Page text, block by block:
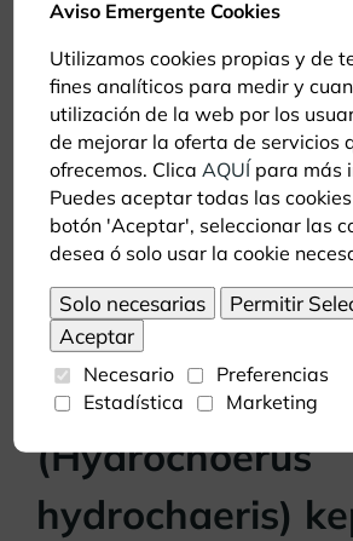
Lutreola)
The present study reports the first
Acinetobacter baumannii infection
Outbreak of
capybaras
(Hydrochoerus
hydrochaeris)
Aviso Emergente Cookies
Utilizamos cookies propias y de
fines analíticos para medir y
utilización de la web por los
de mejorar la oferta de servicios
ofrecemos. Clica AQUÍ para más
Puedes aceptar todas las
botón 'Aceptar', seleccionar las
desea ó solo usar la cookie
Necesario
Preferencias
Estadística
Marketing